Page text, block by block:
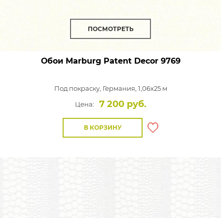
ПОСМОТРЕТЬ
Обои Marburg Patent Decor9769
Под покраску, Германия, 1,06x25 м
Цена:
7 200 руб.
В КОРЗИНУ